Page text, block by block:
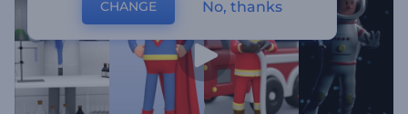
CHANGE No, thanks